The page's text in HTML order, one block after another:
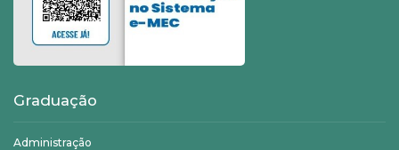
Graduação
Administração